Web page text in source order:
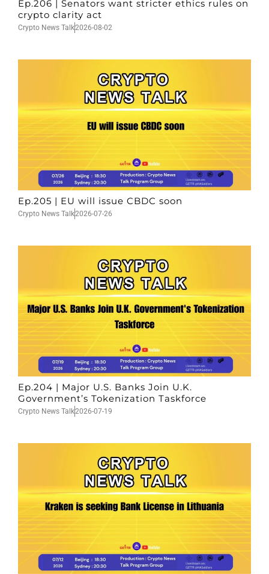
Ep.206 | Senators want stricter ethics rules on
crypto clarity act
Crypto News Talk2026-08-02
Ep.205 | EU will issue CBDC soon
Crypto News Talk2026-07-26
Ep.204 | Major U.S. Banks Join U.K.
Government’s Tokenization Taskforce
Crypto News Talk2026-07-19